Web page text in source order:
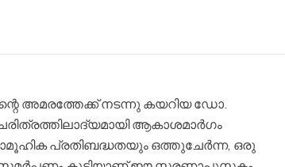
അമരത്തേക്ക് നടന്നു കയറിയ ഡോ.
ആകാശമാർഗം
പ്രതിബദ്ധതയും ഒത്തുചേർന്ന, ഒരു